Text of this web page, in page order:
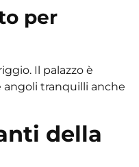
per
Il palazzo è
angoli tranquilli anche
della